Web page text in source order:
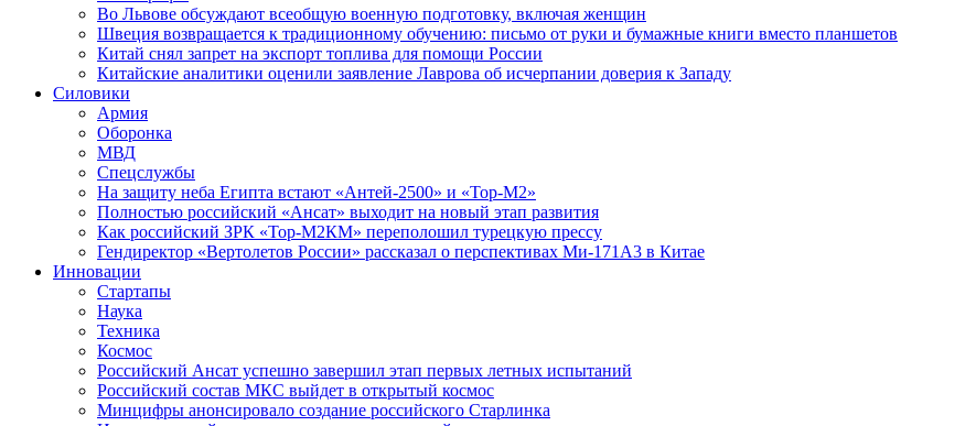
Во Львове обсуждают всеобщую военную подготовку, включая женщин
Швеция возвращается к традиционному обучению: письмо от руки и бумажные книги вместо планшетов
Китай снял запрет на экспорт топлива для помощи России
Китайские аналитики оценили заявление Лаврова об исчерпании доверия к Западу
Силовики
Армия
Оборонка
МВД
Спецслужбы
На защиту неба Египта встают «Антей-2500» и «Тор-М2»
Полностью российский «Ансат» выходит на новый этап развития
Как российский ЗРК «Тор-М2КМ» переполошил турецкую прессу
Гендиректор «Вертолетов России» рассказал о перспективах Ми-171А3 в Китае
Инновации
Стартапы
Наука
Техника
Космос
Российский Ансат успешно завершил этап первых летных испытаний
Российский состав МКС выйдет в открытый космос
Минцифры анонсировало создание российского Старлинка